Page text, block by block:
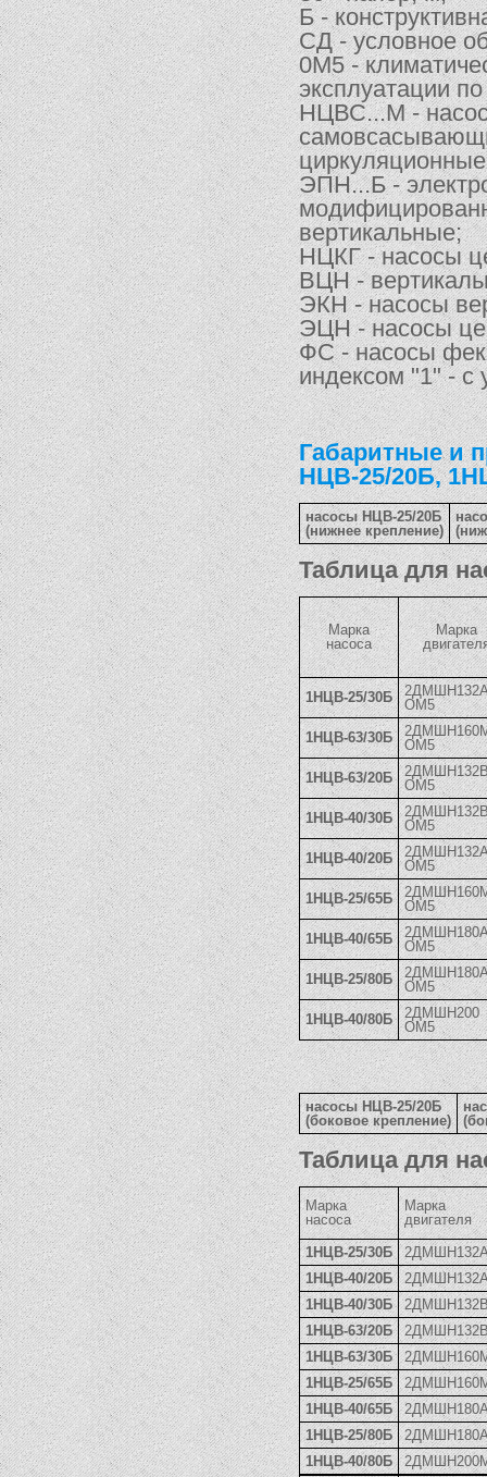
Б -
СД - условное
0М5 -
эксплуатации
НЦВС...М -
ЭПН...Б -
вертикальные;
НЦКГ - насосы
ВЦН -
ЭКН - насосы
ЭЦН - насосы
ФС - насосы
индексом "1" - с
Габаритные и
НЦВ-25/20Б,
насосы НЦВ-25/20Б
(нижнее крепление)
Таблица для
Марка
насоса
Марка
1НЦВ-25/30Б
ОМ5
1НЦВ-63/30Б
ОМ5
1НЦВ-63/20Б
ОМ5
1НЦВ-40/30Б
ОМ5
1НЦВ-40/20Б
ОМ5
1НЦВ-25/65Б
ОМ5
1НЦВ-40/65Б
ОМ5
1НЦВ-25/80Б
ОМ5
1НЦВ-40/80Б
2ДМШН200
ОМ5
насосы НЦВ-25/20Б
(боковое крепление)
Таблица для
Марка
насоса
Марка
двигателя
1НЦВ-25/30Б
1НЦВ-40/20Б
1НЦВ-40/30Б
1НЦВ-63/20Б
1НЦВ-63/30Б
1НЦВ-25/65Б
1НЦВ-40/65Б
1НЦВ-25/80Б
1НЦВ-40/80Б